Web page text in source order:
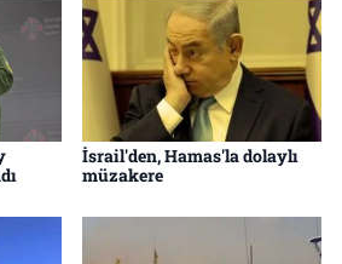
İsrail'den, Hamas'la dolaylı
müzakere